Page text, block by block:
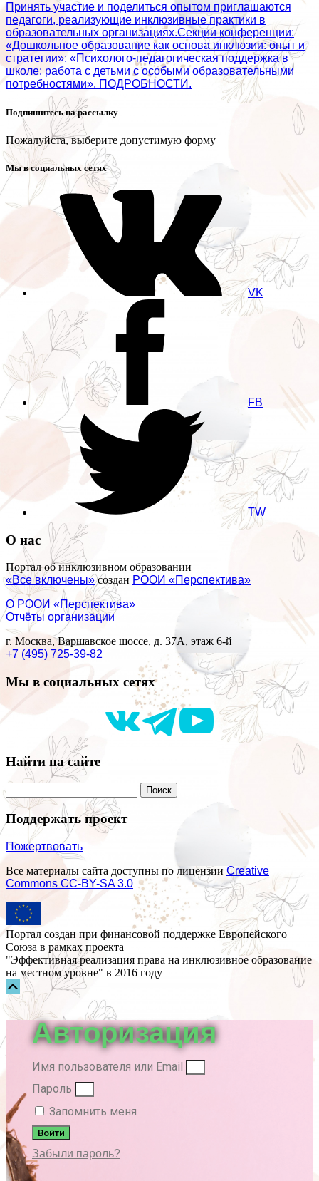
Принять участие и поделиться опытом приглашаются
педагоги, реализующие инклюзивные практики в
образовательных организациях.Секции конференции:
«Дошкольное образование как основа инклюзии: опыт и
стратегии»; «Психолого‑педагогическая поддержка в
школе: работа с детьми с особыми образовательными
потребностями». ПОДРОБНОСТИ.
Подпишитесь на рассылку
Пожалуйста, выберите допустимую форму
Мы в социальных сетях
VK
FB
TW
О нас
Портал об инклюзивном образовании
«Все включены»создан РООИ «Перспектива»
О РООИ «Перспектива»
Отчёты организации
г. Москва, Варшавское шоссе, д. 37А, этаж 6-й
+7 (495) 725-39-82
Мы в социальных сетях
Найти на сайте
Поддержать проект
Пожертвовать
Все материалы сайта доступны по лицензии Creative
Commons СС-BY-SA 3.0
Портал создан при финансовой поддержке Европейского
Союза в рамках проекта
"Эффективная реализация права на инклюзивное образование
на местном уровне" в 2016 году
Прокрутка
вверх
Авторизация
Имя пользователя или Email
Пароль
Запомнить меня
Войти
Забыли пароль?